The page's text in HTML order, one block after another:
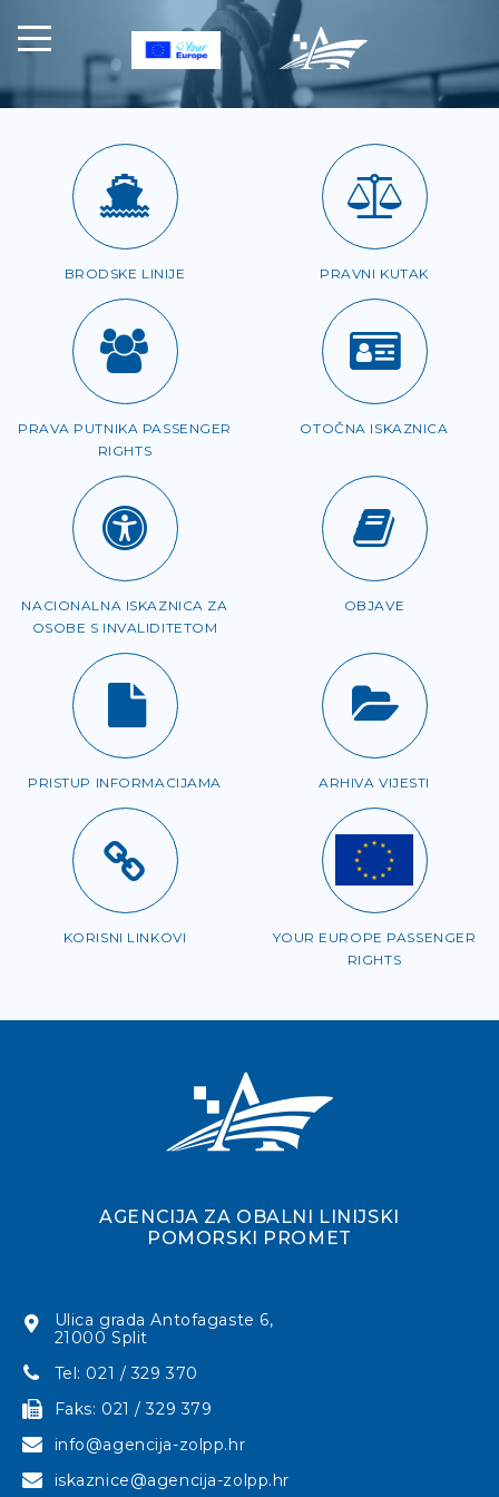
BRODSKE LINIJE PRAVNI KUTAK
PRAVA PUTNIKA PASSENGER
RIGHTS
OTOČNA ISKAZNICA
NACIONALNA ISKAZNICA ZA
OSOBE S INVALIDITETOM
OBJAVE
PRISTUP INFORMACIJAMA ARHIVA VIJESTI
KORISNI LINKOVI
YOUR EUROPE PASSENGER
RIGHTS
AGENCIJA ZA OBALNI LINIJSKI
POMORSKI PROMET
Ulica grada Antofagaste 6,
21000 Split
Tel: 021 / 329 370
Faks: 021 / 329 379
info@agencija-zolpp.hr
iskaznice@agencija-zolpp.hr